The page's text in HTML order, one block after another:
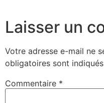
Laisser un
Votre adresse e-mail ne
obligatoires sont
Commentaire *